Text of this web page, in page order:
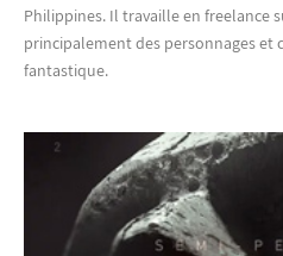
Philippines. Il travaille en freelance
principalement des personnages et
fantastique.